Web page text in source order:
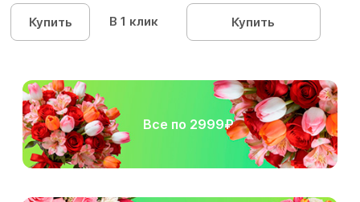
Купить В 1 клик Купить
Все по 2999₽